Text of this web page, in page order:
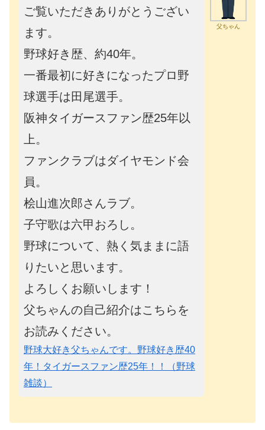
父ちゃん
ご覧いただきありがとうござい
ます。
野球好き歴、約40年。
一番最初に好きになったプロ野
球選手は田尾選手。
阪神タイガースファン歴25年以
上。
ファンクラブはダイヤモンド会
員。
桧山進次郎さんラブ。
子守歌は六甲おろし。
野球について、熱く気ままに語
りたいと思います。
よろしくお願いします！
父ちゃんの自己紹介はこちらを
お読みください。
野球大好き父ちゃんです。野球好き歴40
年！タイガースファン歴25年！！（野球
雑談）